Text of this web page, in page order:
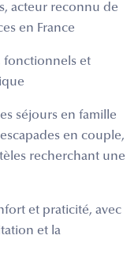
acteur reconnu de
en France
fonctionnels et
séjours en famille
en couple,
recherchant une
et praticité, avec
et la